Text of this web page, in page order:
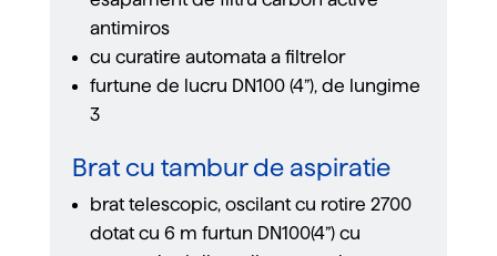
antimiros
cu curatire automata a ﬁltrelor
furtune de lucru DN100 (4”), de lungime
3
Brat cu tambur de aspiratie
brat telescopic, oscilant cu rotire 2700
dotat cu 6 m furtun DN100(4”) cu